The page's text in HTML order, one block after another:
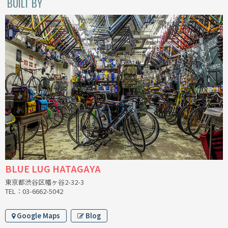
BLUE LUG HATAGAYA
東京都渋谷区幡ヶ谷2-32-3
TEL：03-6662-5042
Google Maps Blog
RON'S BIKES
ROSKO
SALSA CYCLES
SINGULAR
SOMA Fabrications
SOULCRAFT CYCLES
SPEEDVAGEN
STRIDSLAND
TANGLEFOOT